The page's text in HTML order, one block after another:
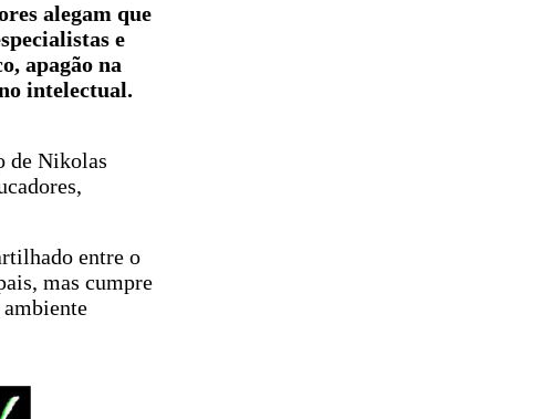
alegam que
e
apagão na
intelectual.
de Nikolas
entre o
mas cumpre